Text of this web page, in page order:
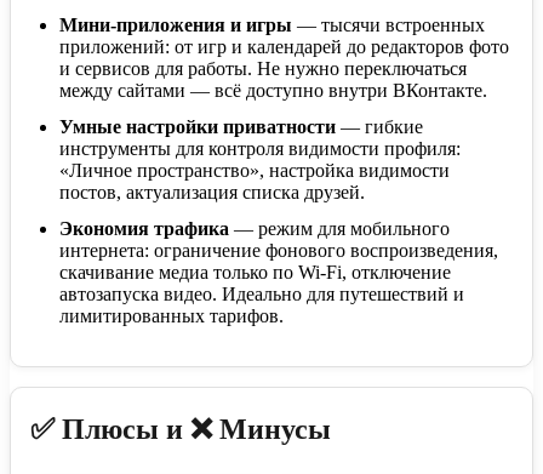
Мини-приложения и игры — тысячи встроенных
приложений: от игр и календарей до редакторов фото
и сервисов для работы. Не нужно переключаться
между сайтами — всё доступно внутри ВКонтакте.
Умные настройки приватности — гибкие
инструменты для контроля видимости профиля:
«Личное пространство», настройка видимости
постов, актуализация списка друзей.
Экономия трафика — режим для мобильного
интернета: ограничение фонового воспроизведения,
скачивание медиа только по Wi-Fi, отключение
автозапуска видео. Идеально для путешествий и
лимитированных тарифов.
✅ Плюсы и ❌ Минусы